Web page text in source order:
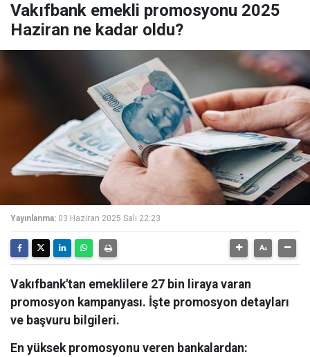
Vakıfbank emekli promosyonu 2025
Haziran ne kadar oldu?
Yayınlanma: 03 Haziran 2025 Salı 22:23
Vakıfbank'tan emeklilere 27 bin liraya varan
promosyon kampanyası. İşte promosyon detayları
ve başvuru bilgileri.
En yüksek promosyonu veren bankalardan: